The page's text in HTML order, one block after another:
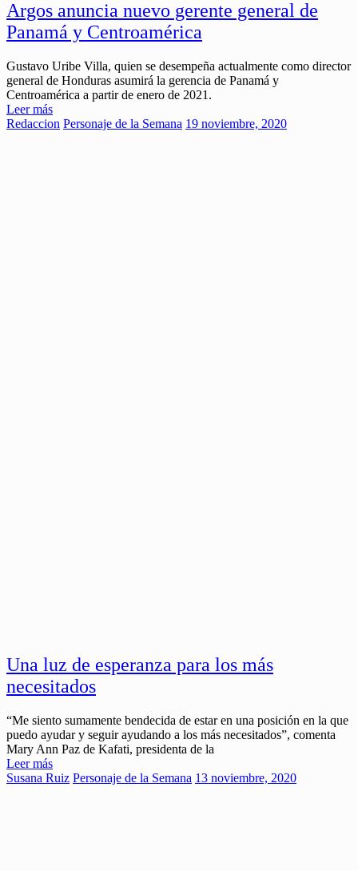
Argos anuncia nuevo gerente general de
Panamá y Centroamérica
Gustavo Uribe Villa, quien se desempeña actualmente como director
general de Honduras asumirá la gerencia de Panamá y
Centroamérica a partir de enero de 2021.
Leer más
Redaccion Personaje de la Semana 19 noviembre, 2020
Una luz de esperanza para los más
necesitados
“Me siento sumamente bendecida de estar en una posición en la que
puedo ayudar y seguir ayudando a los más necesitados”, comenta
Mary Ann Paz de Kafati, presidenta de la
Leer más
Susana Ruiz Personaje de la Semana 13 noviembre, 2020